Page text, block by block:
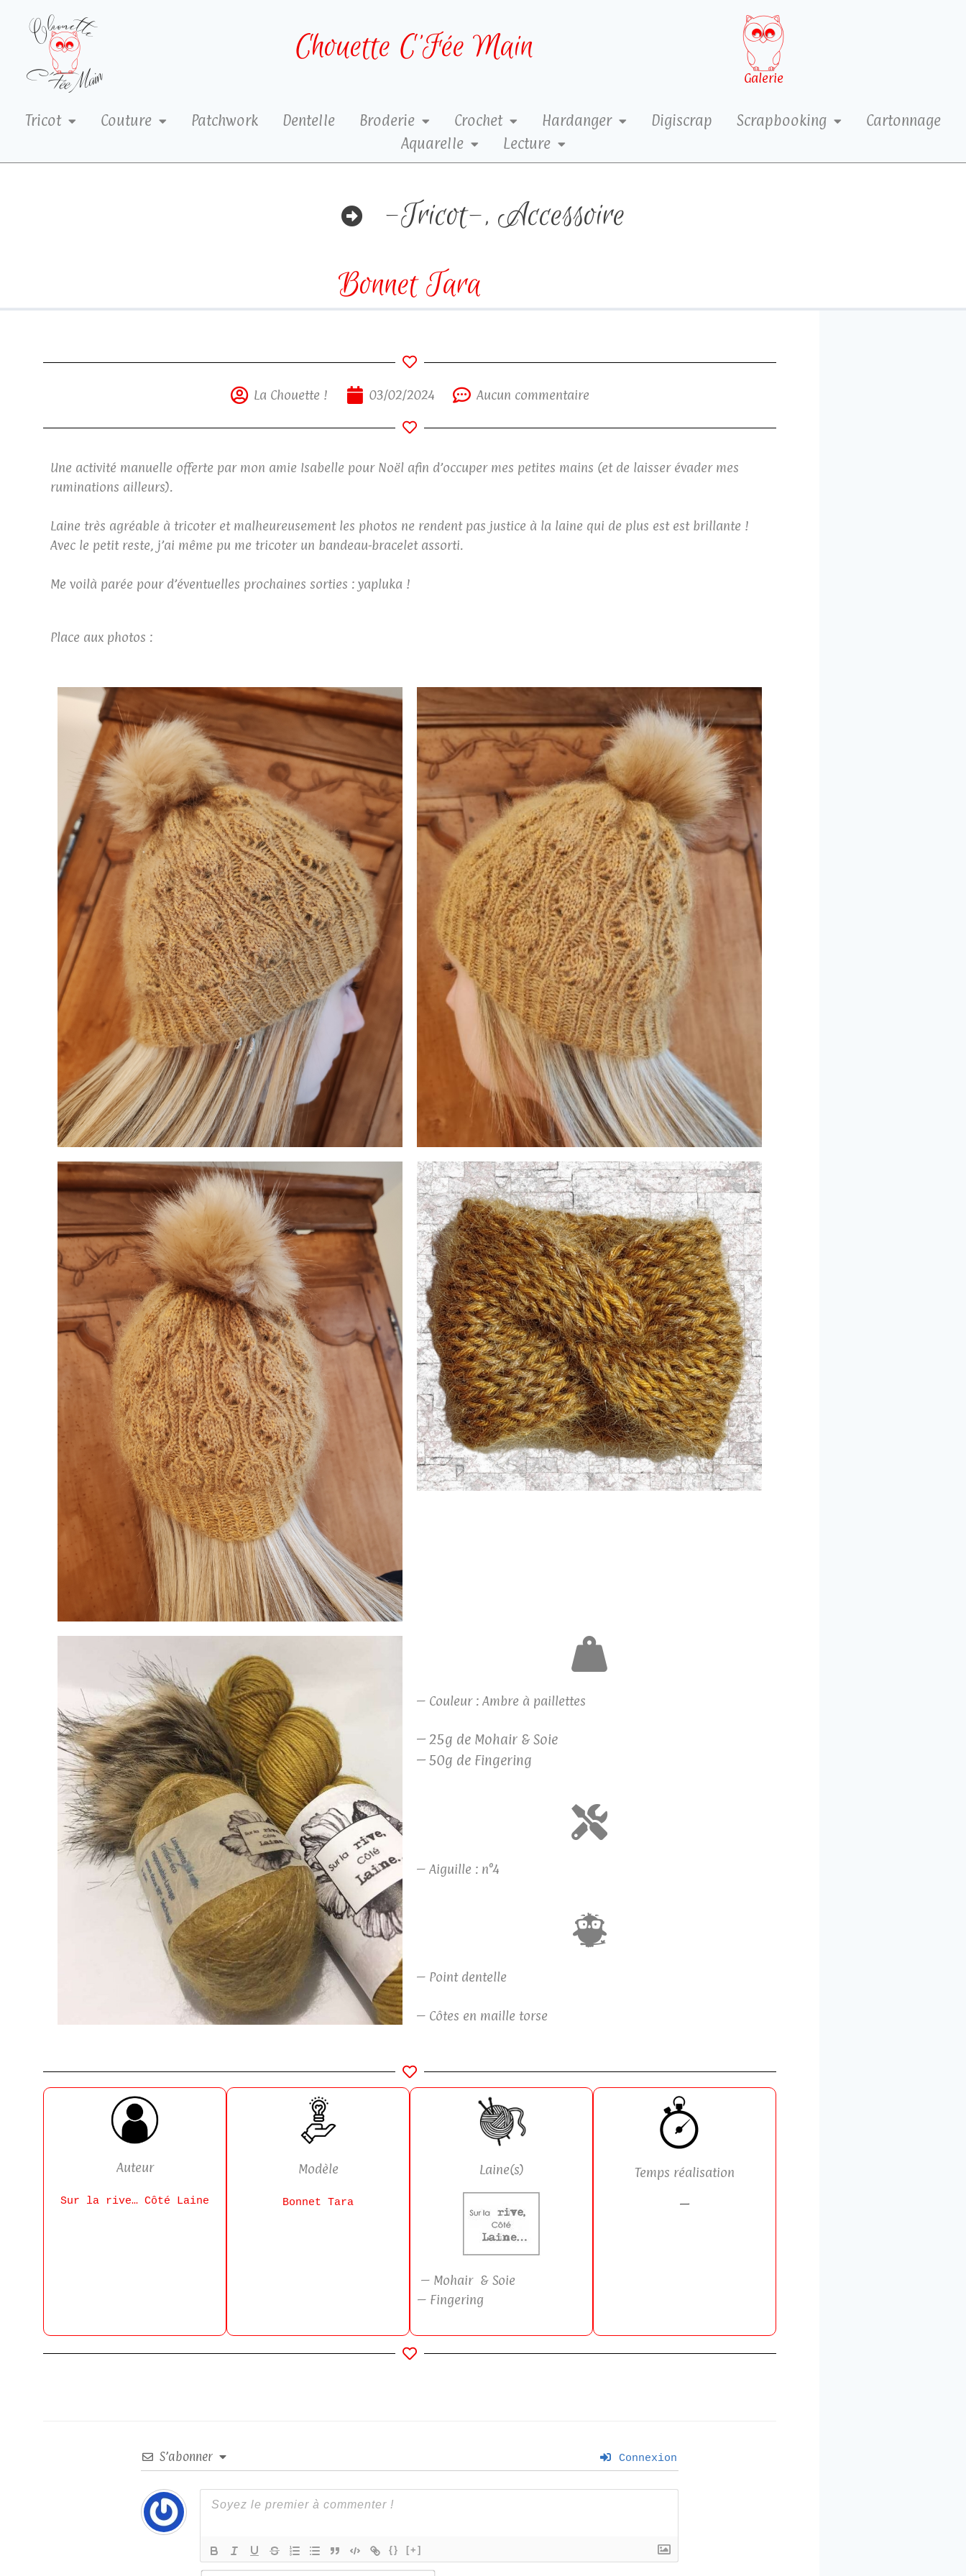
Chouette C’Fée Main
Galerie
Tricot Couture Patchwork Dentelle Broderie Crochet Hardanger Digiscrap Scrapbooking
Cartonnage
Aquarelle
Lecture
-Tricot-, Accessoire
Bonnet Tara
La Chouette ! 03/02/2024 Aucun commentaire
Une activité manuelle offerte par mon amie Isabelle pour Noël afin d’occuper mes petites mains (et de laisser évader mes
ruminations ailleurs).
Laine très agréable à tricoter et malheureusement les photos ne rendent pas justice à la laine qui de plus est est brillante !
Avec le petit reste, j’ai même pu me tricoter un bandeau-bracelet assorti.
Me voilà parée pour d’éventuelles prochaines sorties : yapluka !
Place aux photos :
– Couleur : Ambre à paillettes
– 25g de Mohair & Soie
–50g de Fingering
– Aiguille : n°4
– Point dentelle
– Côtes en maille torse
Auteur
Sur la rive… Côté Laine
Modèle
Bonnet Tara
Laine(s)
– Mohair & Soie
– Fingering
Temps réalisation
—
S’abonner Connexion
{} [+]